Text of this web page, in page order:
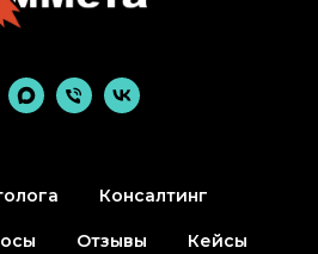
Консалтинг
Отзывы Кейсы